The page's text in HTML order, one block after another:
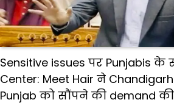
Sensitive issues पर Punjabis के
Center: Meet Hair ने
Punjab को सौंपने की demand की